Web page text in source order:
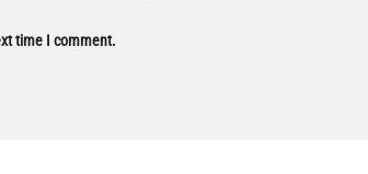
time I comment.